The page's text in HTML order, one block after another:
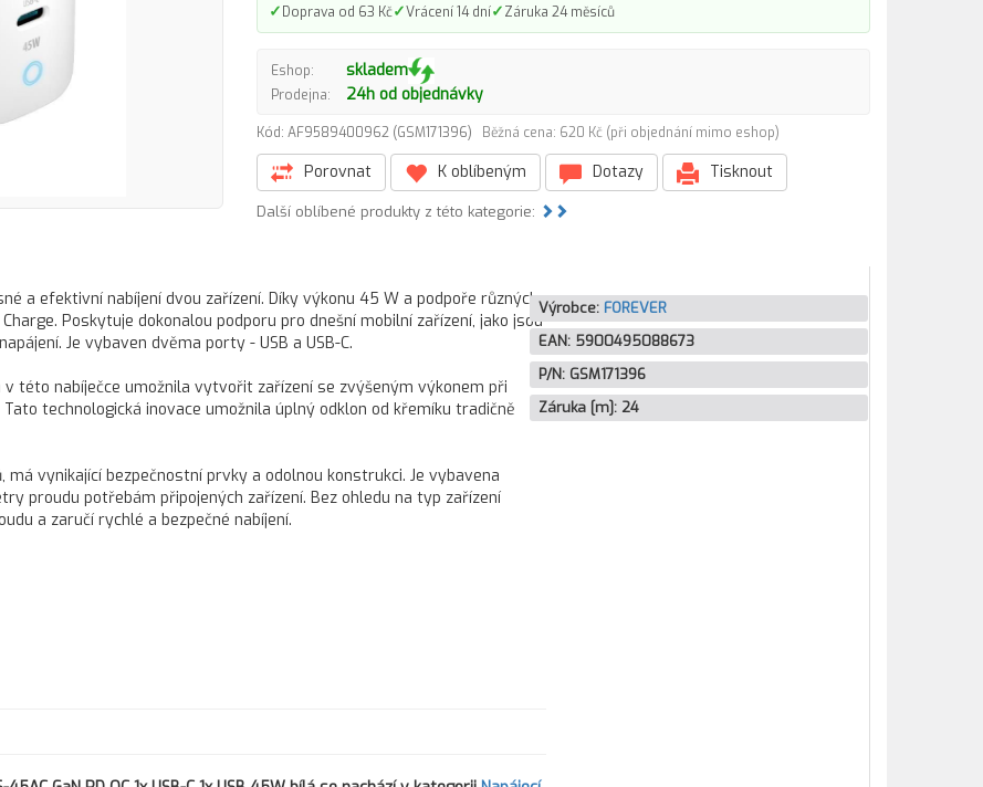
✓Doprava od 63 Kč✓Vrácení 14 dní✓Záruka 24 měsíců
Eshop: skladem
Prodejna: 24h od objednávky
Kód: AF9589400962 (GSM171396) Běžná cena: 620 Kč (při objednání mimo eshop)
Porovnat K oblíbeným Dotazy Tisknout
Další oblíbené produkty z této kategorie:
a efektivní nabíjení dvou zařízení. Díky výkonu 45 W a podpoře různých
Poskytuje dokonalou podporu pro dnešní mobilní zařízení, jako jsou
Je vybaven dvěma porty - USB a USB-C.
této nabíječce umožnila vytvořit zařízení se zvýšeným výkonem při
technologická inovace umožnila úplný odklon od křemíku tradičně
vynikající bezpečnostní prvky a odolnou konstrukci. Je vybavena
proudu potřebám připojených zařízení. Bez ohledu na typ zařízení
a zaručí rychlé a bezpečné nabíjení.
Výrobce: FOREVER
EAN: 5900495088673
P/N: GSM171396
Záruka [m]: 24